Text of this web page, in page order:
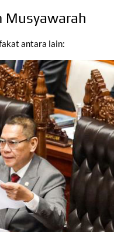
Musyawarah
antara lain: